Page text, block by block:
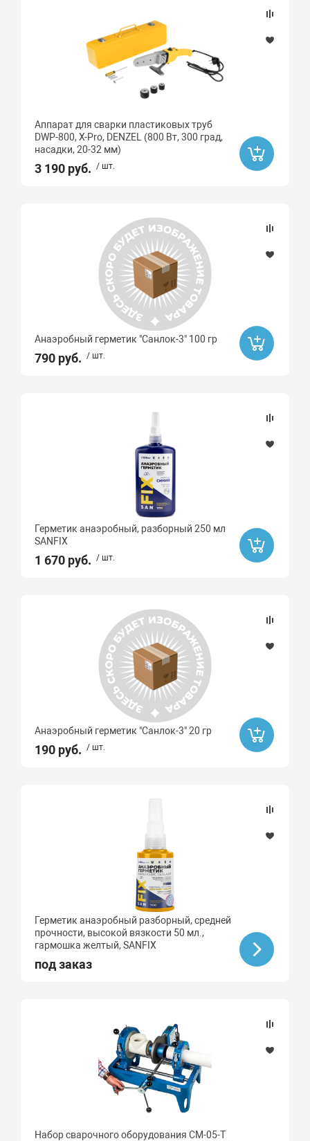
Аппарат для сварки пластиковых труб
DWP-800, Х-Pro, DENZEL (800 Вт, 300 град,
насадки, 20-32 мм)
3 190 руб. / шт.
Анаэробный герметик "Санлок-3" 100 гр
790 руб. / шт.
Герметик анаэробный, разборный 250 мл
SANFIX
1 670 руб. / шт.
Анаэробный герметик "Санлок-3" 20 гр
190 руб. / шт.
Герметик анаэробный разборный, средней
прочности, высокой вязкости 50 мл.,
гармошка желтый, SANFIX
под заказ
Набор сварочного оборудования CM-05-T